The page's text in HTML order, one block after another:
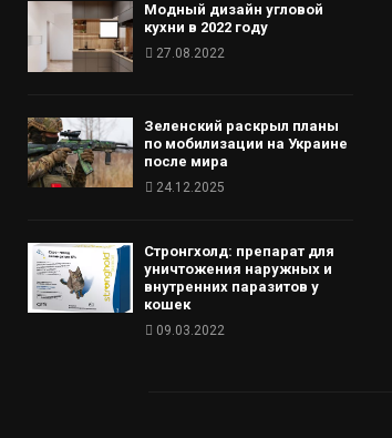
Модный дизайн угловой
кухни в 2022 году
27.08.2022
Зеленский раскрыл планы
по мобилизации на Украине
после мира
24.12.2025
Стронгхолд: препарат для
уничтожения наружных и
внутренних паразитов у
кошек
09.03.2022